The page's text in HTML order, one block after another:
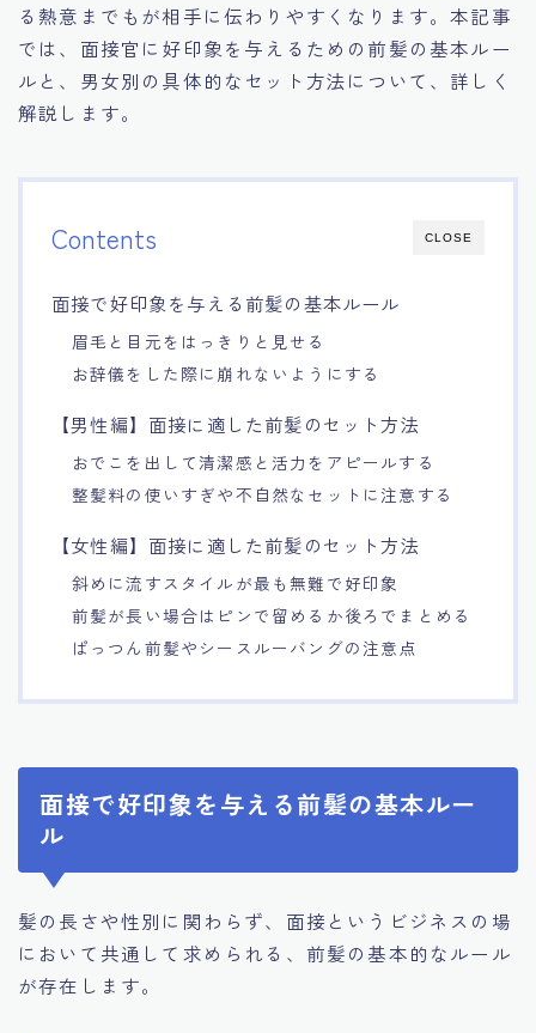
17.面接でブランクを効果的に伝える方法
18.転職後の職場に適応するためのヒント
る熱意までもが相手に伝わりやすくなります。本記事
では、面接官に好印象を与えるための前髪の基本ルー
ルと、男女別の具体的なセット方法について、詳しく
解説します。
CLOSE
Contents
面接で好印象を与える前髪の基本ルール
眉毛と目元をはっきりと見せる
お辞儀をした際に崩れないようにする
【男性編】面接に適した前髪のセット方法
おでこを出して清潔感と活力をアピールする
整髪料の使いすぎや不自然なセットに注意する
【女性編】面接に適した前髪のセット方法
斜めに流すスタイルが最も無難で好印象
前髪が長い場合はピンで留めるか後ろでまとめる
ぱっつん前髪やシースルーバングの注意点
面接で好印象を与える前髪の基本ルー
ル
髪の長さや性別に関わらず、面接というビジネスの場
において共通して求められる、前髪の基本的なルール
が存在します。